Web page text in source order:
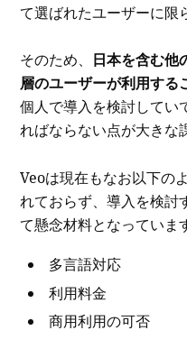
て選ばれたユーザーに限
そのため、 日本を含む他
層のユーザーが利用する
個人で導入を検討してい
ればならない点が大きな
Veoは現在もなお以下の
れておらず、導入を検討
て懸念材料となっていま
多言語対応
利用料金
商用利用の可否